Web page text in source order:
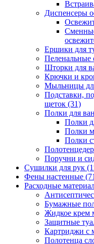
Диспенсеры
Ершики для
Пеленальные
Шторки для
Крючки и
Мыльницы
Подставки,
щеток (31)
Полки для
Полки
Полки
Полки
Поручни и
Сушилки для рук
Фены настенные
Расходные
Бумажные
Жидкое крем
Защитные
Картриджи с
Полотенца